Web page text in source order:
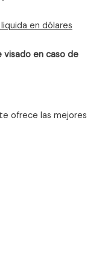
en dólares
en caso de
ofrece las mejores